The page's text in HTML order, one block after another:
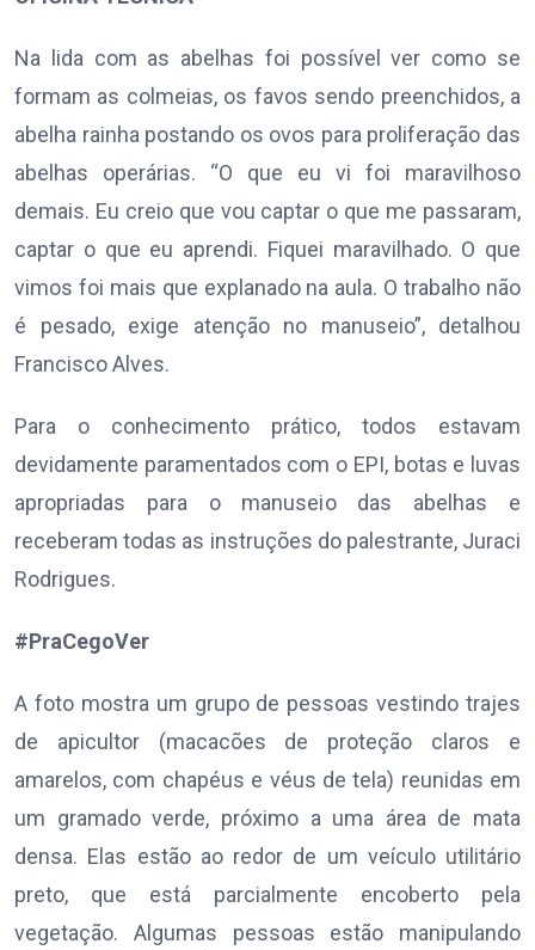
Na lida com as abelhas foi possível ver como se
formam as colmeias, os favos sendo preenchidos, a
abelha rainha postando os ovos para proliferação das
abelhas operárias. “O que eu vi foi maravilhoso
demais. Eu creio que vou captar o que me passaram,
captar o que eu aprendi. Fiquei maravilhado. O que
vimos foi mais que explanado na aula. O trabalho não
é pesado, exige atenção no manuseio”, detalhou
Francisco Alves.
Para o conhecimento prático, todos estavam
devidamente paramentados com o EPI, botas e luvas
apropriadas para o manuseio das abelhas e
receberam todas as instruções do palestrante, Juraci
Rodrigues.
#PraCegoVer
A foto mostra um grupo de pessoas vestindo trajes
de apicultor (macacões de proteção claros e
amarelos, com chapéus e véus de tela) reunidas em
um gramado verde, próximo a uma área de mata
densa. Elas estão ao redor de um veículo utilitário
preto, que está parcialmente encoberto pela
vegetação. Algumas pessoas estão manipulando